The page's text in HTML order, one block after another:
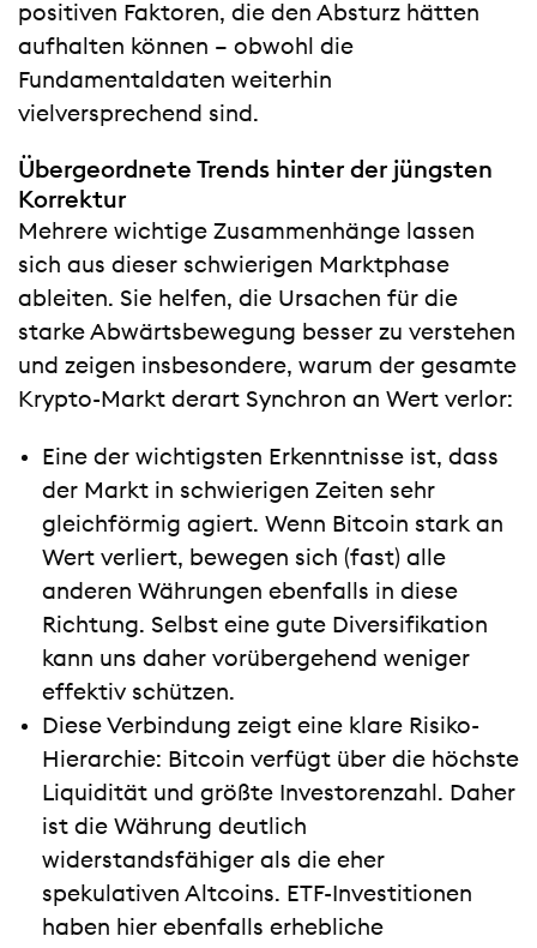
positiven Faktoren, die den Absturz hätten
aufhalten können – obwohl die
Fundamentaldaten weiterhin
vielversprechend sind.
Übergeordnete Trends hinter der jüngsten
Korrektur
Mehrere wichtige Zusammenhänge lassen
sich aus dieser schwierigen Marktphase
ableiten. Sie helfen, die Ursachen für die
starke Abwärtsbewegung besser zu verstehen
und zeigen insbesondere, warum der gesamte
Krypto-Markt derart Synchron an Wert verlor:
Eine der wichtigsten Erkenntnisse ist, dass
der Markt in schwierigen Zeiten sehr
gleichförmig agiert. Wenn Bitcoin stark an
Wert verliert, bewegen sich (fast) alle
anderen Währungen ebenfalls in diese
Richtung. Selbst eine gute Diversifikation
kann uns daher vorübergehend weniger
effektiv schützen.
Diese Verbindung zeigt eine klare Risiko-
Hierarchie: Bitcoin verfügt über die höchste
Liquidität und größte Investorenzahl. Daher
ist die Währung deutlich
widerstandsfähiger als die eher
spekulativen Altcoins. ETF-Investitionen
haben hier ebenfalls erhebliche